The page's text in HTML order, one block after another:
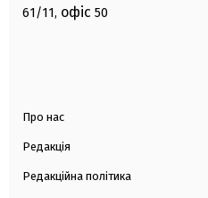
61/11, офіс 50
Про нас
Редакція
Редакційна політика